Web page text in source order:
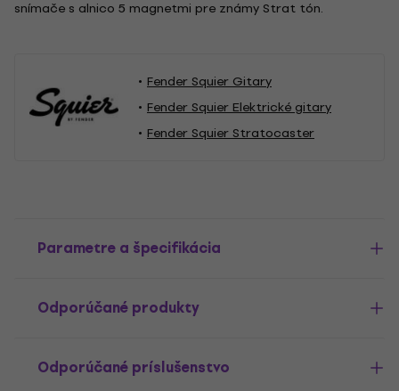
snímače s alnico 5 magnetmi pre známy Strat tón.
Fender Squier Gitary
Fender Squier Elektrické gitary
Fender Squier Stratocaster
Parametre a špecifikácia
Odporúčané produkty
Odporúčané príslušenstvo